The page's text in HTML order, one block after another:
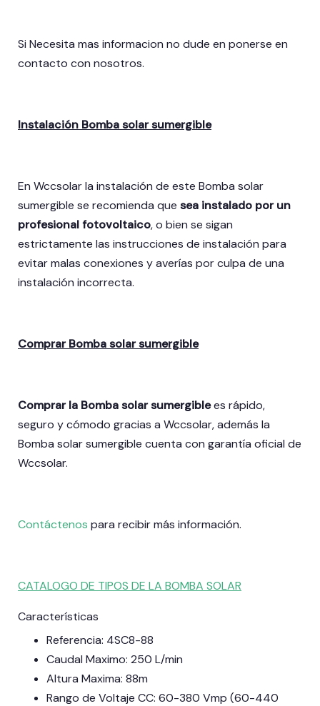
Si Necesita mas informacion no dude en ponerse en
contacto con nosotros.
Instalación Bomba solar sumergible
En Wccsolar la instalación de este Bomba solar
sumergible se recomienda que sea instalado por un
profesional fotovoltaico, o bien se sigan
estrictamente las instrucciones de instalación para
evitar malas conexiones y averías por culpa de una
instalación incorrecta.
Comprar Bomba solar sumergible
Comprar la Bomba solar sumergiblees rápido,
seguro y cómodo gracias a Wccsolar, además la
Bomba solar sumergible cuenta con garantía oficial de
Wccsolar.
Contáctenos para recibir más información.
CATALOGO DE TIPOS DE LA BOMBA SOLAR
Características
Referencia: 4SC8-88
Caudal Maximo: 250 L/min
Altura Maxima: 88m
Rango de Voltaje CC: 60-380 Vmp (60-440